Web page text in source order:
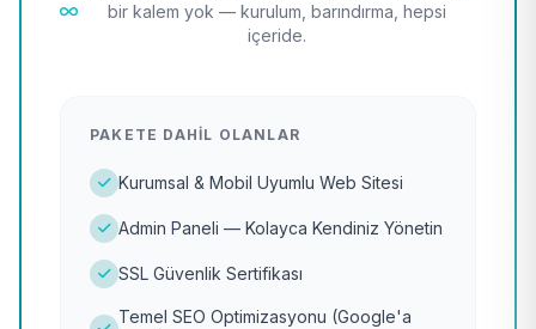
bir kalem yok — kurulum, barındırma, hepsi
içeride.
PAKETE DAHIL OLANLAR
Kurumsal & Mobil Uyumlu Web Sitesi
Admin Paneli — Kolayca Kendiniz Yönetin
SSL Güvenlik Sertifikası
Temel SEO Optimizasyonu (Google'a